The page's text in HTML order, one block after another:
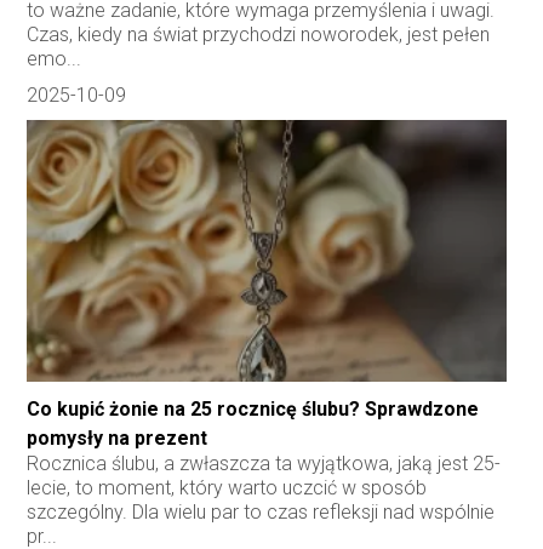
to ważne zadanie, które wymaga przemyślenia i uwagi.
Czas, kiedy na świat przychodzi noworodek, jest pełen
emo...
2025-10-09
Co kupić żonie na 25 rocznicę ślubu? Sprawdzone
pomysły na prezent
Rocznica ślubu, a zwłaszcza ta wyjątkowa, jaką jest 25-
lecie, to moment, który warto uczcić w sposób
szczególny. Dla wielu par to czas refleksji nad wspólnie
pr...